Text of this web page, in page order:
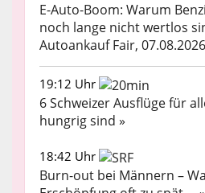
E-Auto-Boom: Warum
noch lange nicht wertlos
Autoankauf Fair, 07.08.2026
19:12 Uhr
6 Schweizer Ausflüge für
hungrig sind »
18:42 Uhr
Burn-out bei Männern –